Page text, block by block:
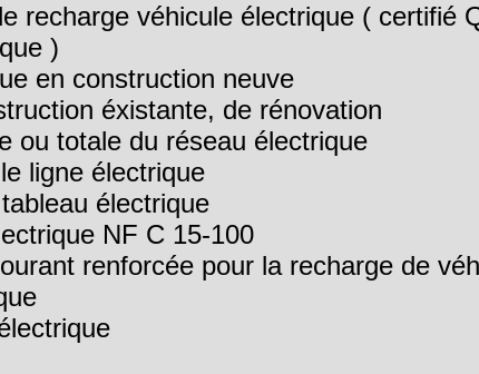
recharge véhicule électrique (
)
en construction neuve
éxistante, de rénovation
ou totale du réseau électrique
ligne électrique
électrique
NF C 15-100
renforcée pour la recharge de